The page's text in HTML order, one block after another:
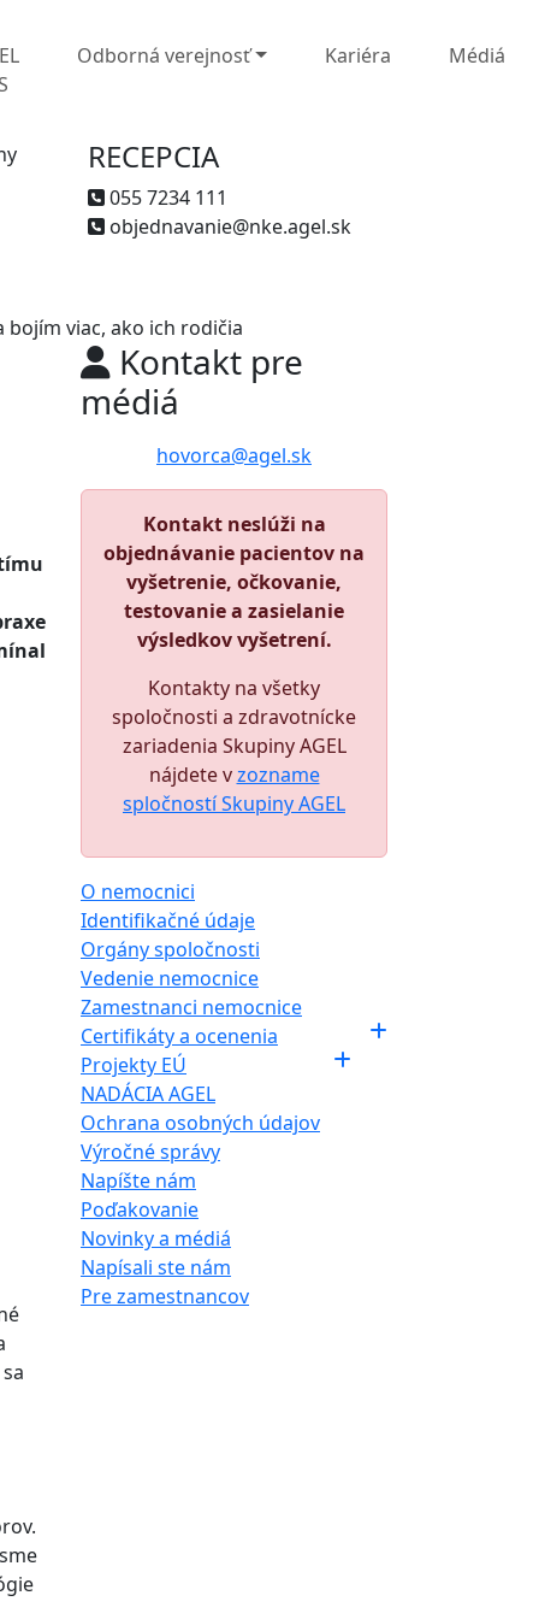
Odborná verejnosť Kariéra Médiá
RECEPCIA
055 7234 111
objednavanie@nke.agel.sk
bojím viac, ako ich rodičia
Kontakt pre
médiá
hovorca@agel.sk
Kontakt neslúži na
objednávanie pacientov na
vyšetrenie, očkovanie,
testovanie a zasielanie
výsledkov vyšetrení.
Kontakty na všetky
spoločnosti a zdravotnícke
zariadenia Skupiny AGEL
nájdete vzozname
spločností Skupiny AGEL
O nemocnici
Identifikačné údaje
Orgány spoločnosti
Vedenie nemocnice
Zamestnanci nemocnice
Certifikáty a ocenenia
Projekty EÚ
NADÁCIA AGEL
Ochrana osobných údajov
Výročné správy
Napíšte nám
Poďakovanie
Novinky a médiá
Napísali ste nám
Pre zamestnancov